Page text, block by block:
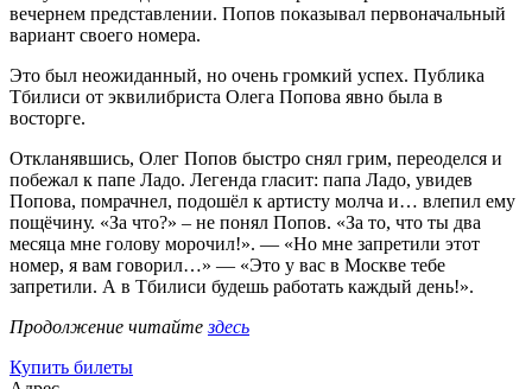
вечернем представлении. Попов показывал первоначальный
вариант своего номера.
Это был неожиданный, но очень громкий успех. Публика
Тбилиси от эквилибриста Олега Попова явно была в
восторге.
Откланявшись, Олег Попов быстро снял грим, переоделся и
побежал к папе Ладо. Легенда гласит: папа Ладо, увидев
Попова, помрачнел, подошёл к артисту молча и… влепил ему
пощёчину. «За что?» – не понял Попов. «За то, что ты два
месяца мне голову морочил!». — «Но мне запретили этот
номер, я вам говорил…» — «Это у вас в Москве тебе
запретили. А в Тбилиси будешь работать каждый день!».
Продолжение читайтездесь
Купить билеты